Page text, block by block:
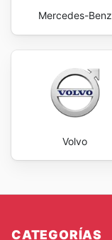
Mercedes-Benz
Volvo
CATEGORÍAS